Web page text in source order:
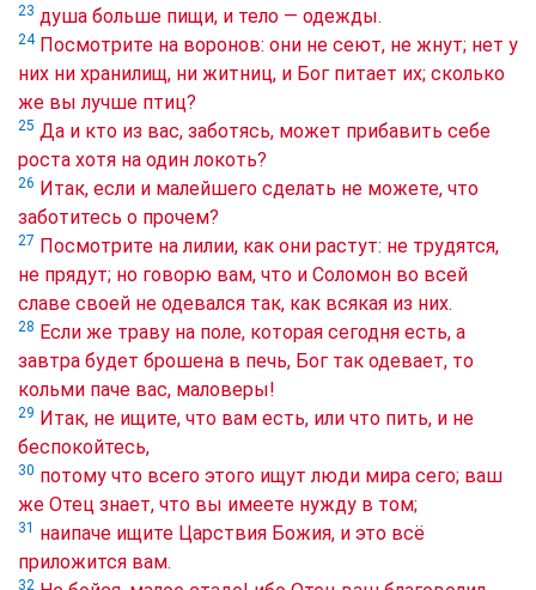
23 душа больше пищи, и тело — одежды.
24 Посмотрите на воронов: они не сеют, не жнут; нет у
них ни хранилищ, ни житниц, и Бог питает их; сколько
же вы лучше птиц?
25 Да и кто из вас, заботясь, может прибавить себе
роста хотя на один локоть?
26 Итак, если и малейшего сделать не можете, что
заботитесь о прочем?
27 Посмотрите на лилии, как они растут: не трудятся,
не прядут; но говорю вам, что и Соломон во всей
славе своей не одевался так, как всякая из них.
28 Если же траву на поле, которая сегодня есть, а
завтра будет брошена в печь, Бог так одевает, то
кольми паче вас, маловеры!
29 Итак, не ищите, что вам есть, или что пить, и не
беспокойтесь,
30 потому что всего этого ищут люди мира сего; ваш
же Отец знает, что вы имеете нужду в том;
31 наипаче ищите Царствия Божия, и это всё
приложится вам.
32